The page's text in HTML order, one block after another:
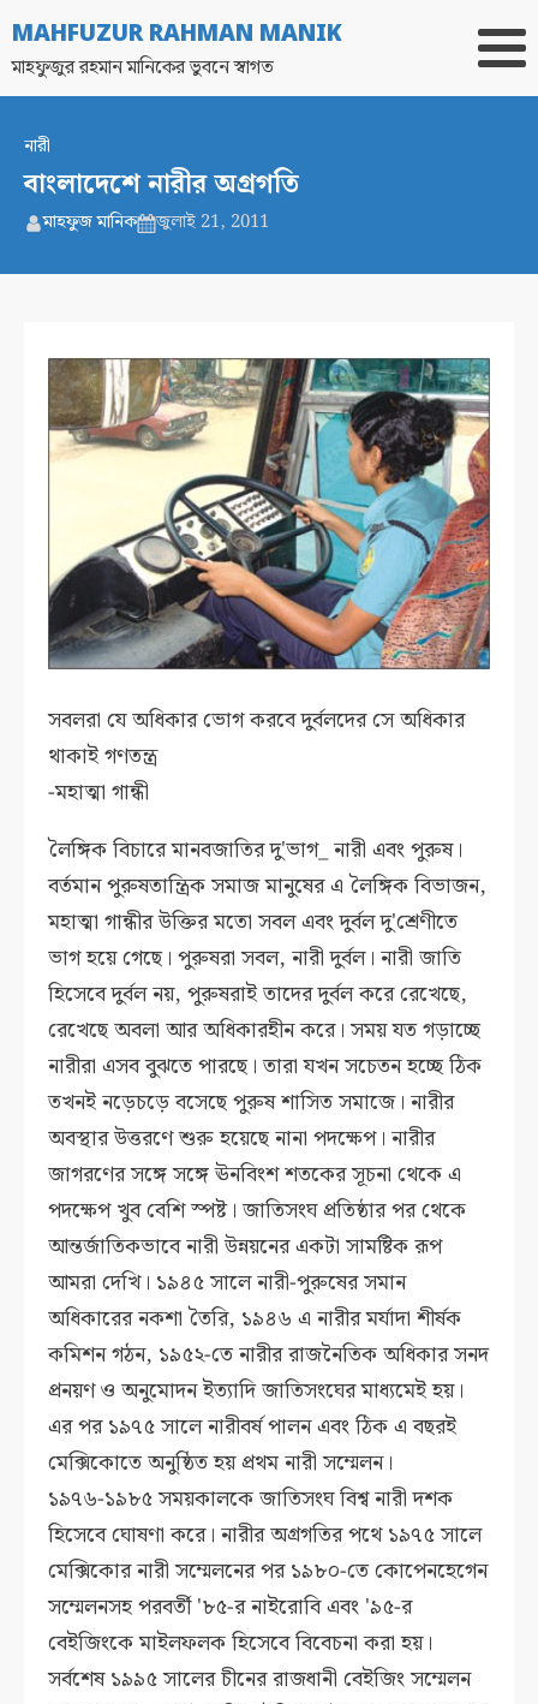
MAHFUZUR RAHMAN MANIK
মাহফুজুর রহমান মানিকের ভুবনে স্বাগত
নারী
বাংলাদেশে নারীর অগ্রগতি
মাহফুজ মানিক জুলাই 21, 2011
সবলরা যে অধিকার ভোগ করবেদুর্বলদের সে অধিকার
থাকাই গণতন্ত্র
-মহাত্মা গান্ধী
লৈঙ্গিক বিচারে মানবজাতির দু'ভাগ_ নারী এবং পুরুষ।
বর্তমান পুরুষতান্ত্রিক সমাজ মানুষের এ লৈঙ্গিক বিভাজন,
মহাত্মা গান্ধীর উক্তির মতো সবল এবং দুর্বল দু'শ্রেণীতে
ভাগ হয়ে গেছে। পুরুষরা সবল, নারী দুর্বল। নারী জাতি
হিসেবে দুর্বল নয়, পুরুষরাই তাদের দুর্বল করে রেখেছে,
রেখেছে অবলা আর অধিকারহীন করে। সময় যত গড়াচ্ছে
নারীরা এসব বুঝতে পারছে। তারা যখন সচেতন হচ্ছে ঠিক
তখনই নড়েচড়ে বসেছে পুরুষ শাসিত সমাজে। নারীর
অবস্থার উত্তরণে শুরু হয়েছে নানা পদক্ষেপ। নারীর
জাগরণের সঙ্গে সঙ্গে ঊনবিংশ শতকের সূচনা থেকে এ
পদক্ষেপ খুব বেশি স্পষ্ট। জাতিসংঘ প্রতিষ্ঠার পর থেকে
আন্তর্জাতিকভাবে নারী উন্নয়নের একটা সামষ্টিক রূপ
আমরা দেখি। ১৯৪৫ সালে নারী-পুরুষের সমান
অধিকারের নকশা তৈরি, ১৯৪৬ এ নারীর মর্যাদা শীর্ষক
কমিশন গঠন, ১৯৫২-তে নারীর রাজনৈতিক অধিকার সনদ
প্রনয়ণ ও অনুমোদন ইত্যাদি জাতিসংঘের মাধ্যমেই হয়।
এর পর ১৯৭৫ সালে নারীবর্ষ পালন এবং ঠিক এ বছরই
মেক্সিকোতে অনুষ্ঠিত হয় প্রথম নারী সম্মেলন।
১৯৭৬-১৯৮৫ সময়কালকে জাতিসংঘ বিশ্ব নারী দশক
হিসেবে ঘোষণা করে। নারীর অগ্রগতির পথে ১৯৭৫ সালে
মেক্সিকোর নারী সম্মেলনের পর ১৯৮০-তে কোপেনহেগেন
সম্মেলনসহ পরবর্তী '৮৫-র নাইরোবি এবং '৯৫-র
বেইজিংকে মাইলফলক হিসেবে বিবেচনা করা হয়।
সর্বশেষ ১৯৯৫ সালের চীনের রাজধানী বেইজিং সম্মেলন